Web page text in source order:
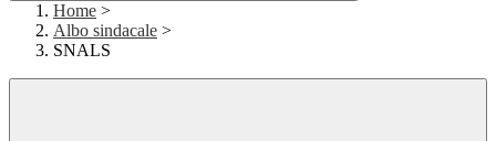
Home >
Albo sindacale >
SNALS